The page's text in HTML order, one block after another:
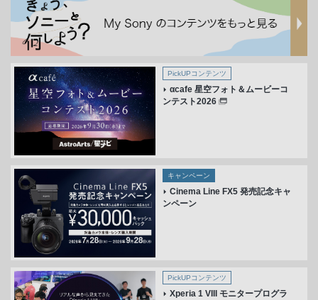
PickUPコンテンツ
αcafe 星空フォト＆ムービーコ
ンテスト2026
キャンペーン
Cinema Line FX5 発売記念キャ
ンペーン
PickUPコンテンツ
Xperia 1 VIII モニタープログラ